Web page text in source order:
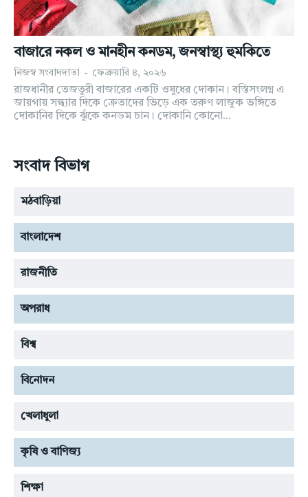
যোগাযোগ
উপদেষ্টাঃ রহমত উল্লাহ রায়হান
কারিগরি তত্ত্বাবধান: আল রেজা রায়হান
যোগাযোগ
উপদেষ্টাঃ রহমত উল্লাহ রায়হান
কারিগরি তত্ত্বাবধান: আল রেজা রায়হান
বাজারে নকল ও মানহীন কনডম, জনস্বাস্থ্য হুমকিতে
নিজস্ব সংবাদদাতা - ফেব্রুয়ারি ৪, ২০২৬
রাজধানীর তেজতুরী বাজারের একটি ওষুধের দোকান। বস্তিসংলগ্ন এ
জায়গায় সন্ধ্যার দিকে ক্রেতাদের ভিড়ে এক তরুণ লাজুক ভঙ্গিতে
দোকানির দিকে ঝুঁকে কনডম চান। দোকানি কোনো...
সংবাদ বিভাগ
মঠবাড়িয়া
বাংলাদেশ
রাজনীতি
অপরাধ
বিশ্ব
বিনোদন
খেলাধুলা
কৃষি ও বাণিজ্য
শিক্ষা